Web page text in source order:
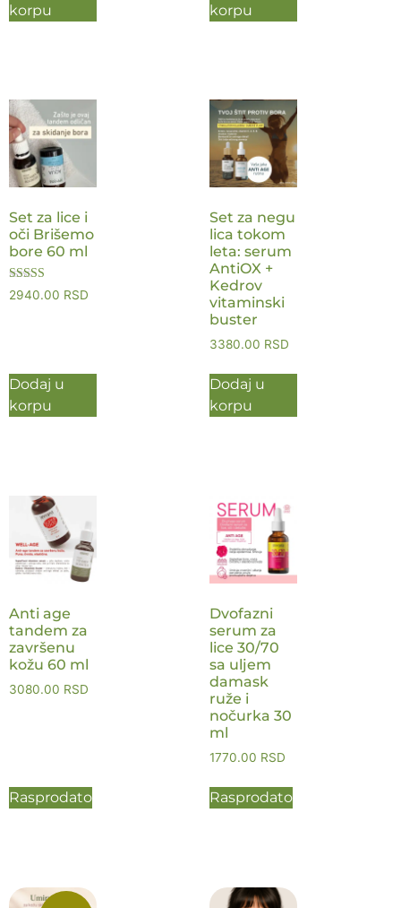
korpu
korpu
Set za lice i
oči Brišemo
bore 60 ml
Ocenjeno sa
5.00
2940.00 RSD
Dodaj u
korpu
Set za negu
lica tokom
leta: serum
AntiOX +
Kedrov
vitaminski
buster
3380.00 RSD
Dodaj u
korpu
Anti age
tandem za
završenu
kožu 60 ml
3080.00 RSD
Rasprodato
Dvofazni
serum za
lice 30/70
sa uljem
damask
ruže i
nočurka 30
ml
1770.00 RSD
Rasprodato